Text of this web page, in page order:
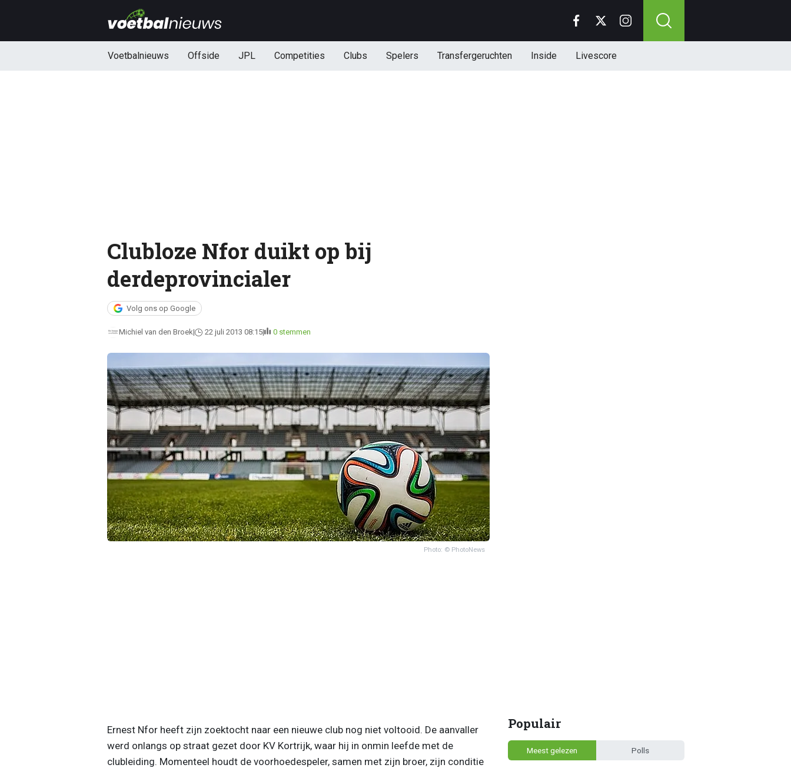
Voetbalnieuws Offside JPL Competities Clubs Spelers Transfergeruchten Inside Livescore
Clubloze Nfor duikt op bij
derdeprovincialer
Volg ons op Google
Michiel van den Broek 22 juli 2013 08:15 0 stemmen
Photo: © PhotoNews
Ernest Nfor heeft zijn zoektocht naar een nieuwe club nog niet voltooid. De aanvaller
werd onlangs op straat gezet door KV Kortrijk, waar hij in onmin leefde met de
clubleiding. Momenteel houdt de voorhoedespeler, samen met zijn broer, zijn conditie
Populair
Meest gelezen Polls